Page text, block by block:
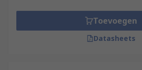
Toevoegen
Datasheets